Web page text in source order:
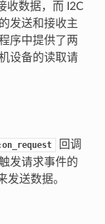
收数据，而 I2C
发送和接收主
序中提供了两
设备的读取请
回调
发请求事件的
发送数据。